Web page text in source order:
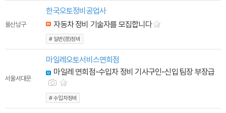
울산 남구
한국오토정비공업사
자동차 정비 기술자를 모집합니다
# 일반(경)정비
서울 서대문
마일레오토서비스연희점
마일레 연희점-수입차 정비 기사구인-신입 팀장 부장급
# 수입차정비